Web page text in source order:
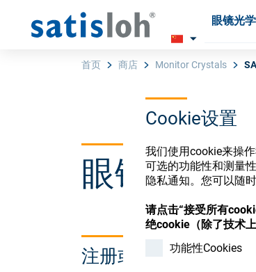
Cookie设置
我们使用cookie来操
可选的功能性和测量
隐私通知。您可以随
请点击“接受所有
绝cookie（除了技术
功能性Cookies
眼镜光学
首页 商店 Monitor Crystals
眼镜光学
注册或登录以访问您